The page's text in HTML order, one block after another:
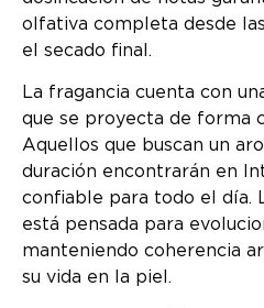
olfativa completa desde
el secado final.
La fragancia cuenta con
que se proyecta de forma
Aquellos que buscan un
duración encontrarán en
confiable para todo el día.
está pensada para
manteniendo coherencia
su vida en la piel.